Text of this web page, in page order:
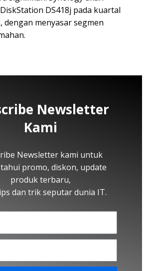
DS418j pada kuartal
dengan menyasar segmen
Newsletter
Kami
Newsletter kami untuk
promo, diskon, update
produk terbaru,
dan trik seputar dunia IT.